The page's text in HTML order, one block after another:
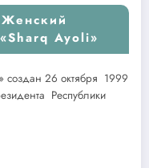
Ayoli»
создан 26 октября 1999
Республики